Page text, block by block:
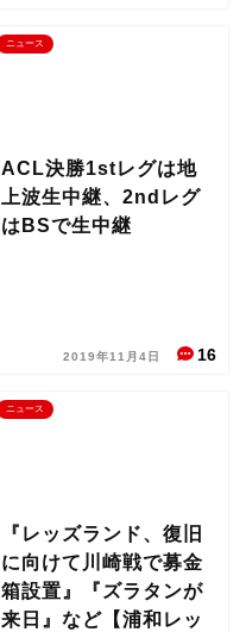
ニュース
ACL決勝1stレグは地
上波生中継、2ndレグ
はBSで生中継
2019年11月4日 16
ニュース
『レッズランド、復旧
に向けて川崎戦で募金
箱設置』『ズラタンが
来日』など【浦和レッ